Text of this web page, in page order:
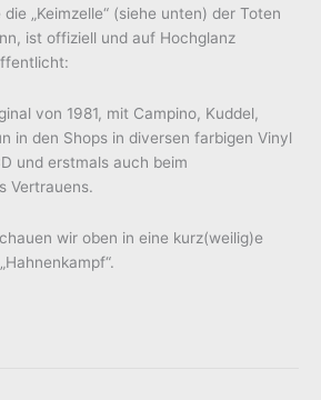
„Keimzelle“ (siehe unten) der Toten
ist offiziell und auf Hochglanz
von 1981, mit Campino, Kuddel,
in den Shops in diversen farbigen Vinyl
und erstmals auch beim
Vertrauens.
wir oben in eine kurz(weilig)e